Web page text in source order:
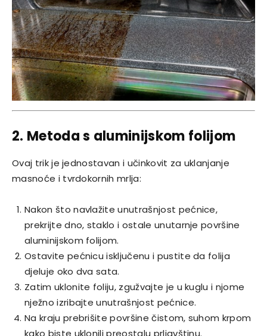
2. Metoda s aluminijskom folijom
Ovaj trik je jednostavan i učinkovit za uklanjanje
masnoće i tvrdokornih mrlja:
Nakon što navlažite unutrašnjost pećnice,
prekrijte dno, staklo i ostale unutarnje površine
aluminijskom folijom.
Ostavite pećnicu isključenu i pustite da folija
djeluje oko dva sata.
Zatim uklonite foliju, zgužvajte je u kuglu i njome
nježno izribajte unutrašnjost pećnice.
Na kraju prebrišite površine čistom, suhom krpom
kako biste uklonili preostalu prljavštinu.